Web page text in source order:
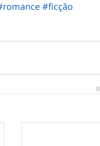
#ficção